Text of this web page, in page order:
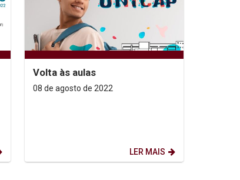
Volta às aulas
08 de agosto de 2022
LER MAIS